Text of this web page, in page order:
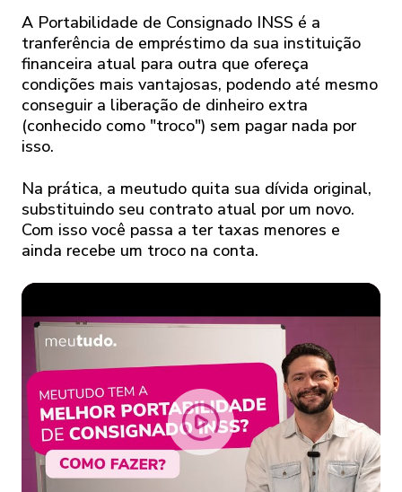
A Portabilidade de Consignado INSS é a
tranferência de empréstimo da sua instituição
financeira atual para outra que ofereça
condições mais vantajosas, podendo até mesmo
conseguir a liberação de dinheiro extra
(conhecido como "troco") sem pagar nada por
isso.
Na prática, a meutudo quita sua dívida original,
substituindo seu contrato atual por um novo.
Com isso você passa a ter taxas menores e
ainda recebe um troco na conta.